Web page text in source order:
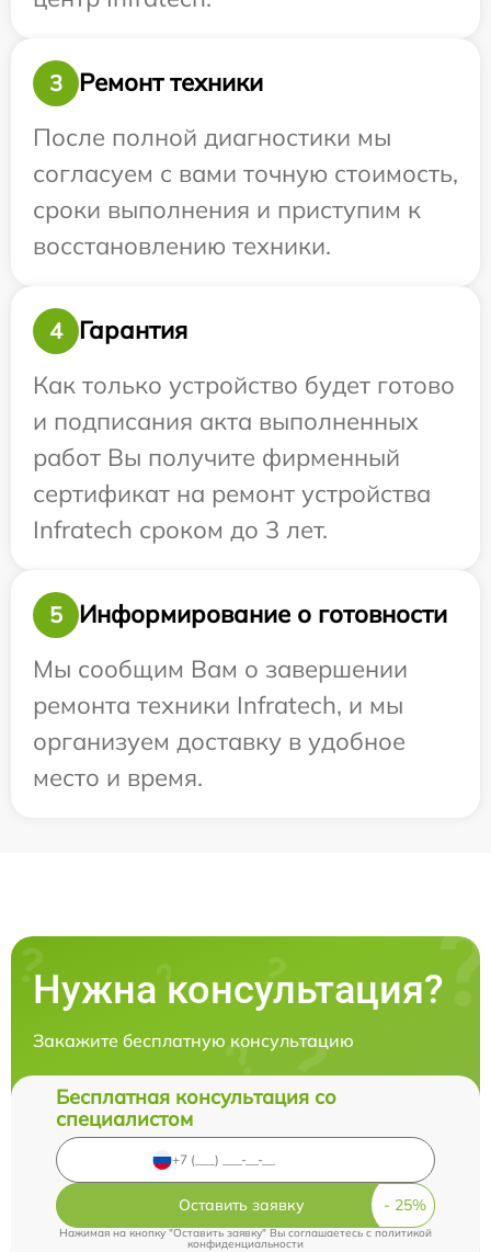
3
Ремонт техники
После полной диагностики мы
согласуем с вами точную стоимость,
сроки выполнения и приступим к
восстановлению техники.
4
Гарантия
Как только устройство будет готово
и подписания акта выполненных
работ Вы получите фирменный
сертификат на ремонт устройства
Infratech сроком до 3 лет.
5
Информирование о готовности
Мы сообщим Вам о завершении
ремонта техники Infratech, и мы
организуем доставку в удобное
место и время.
Нужна консультация?
Закажите бесплатную консультацию
Бесплатная консультация со
специалистом
Оставить заявку
Нажимая на кнопку "Оставить заявку" Вы соглашаетесь cполитикой
конфиденциальности